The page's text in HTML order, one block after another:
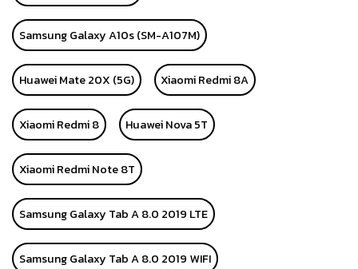
Samsung Galaxy A10s (SM-A107M)
Huawei Mate 20X (5G) Xiaomi Redmi 8A
Xiaomi Redmi 8 Huawei Nova 5T
Xiaomi Redmi Note 8T
Samsung Galaxy Tab A 8.0 2019 LTE
Samsung Galaxy Tab A 8.0 2019 WIFI